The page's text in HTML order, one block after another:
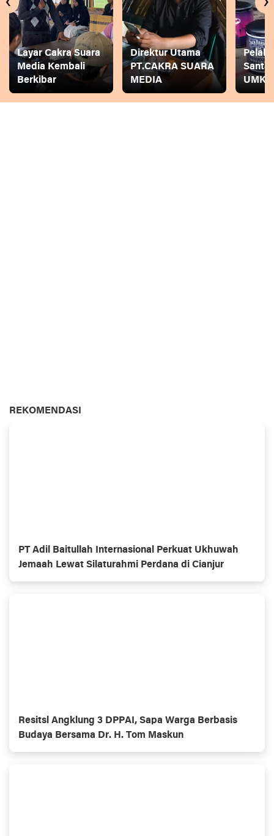
Layar Cakra Suara
Media Kembali
Berkibar
Direktur Utama
PT.CAKRA SUARA
MEDIA
Santai
UMKM
REKOMENDASI
PT Adil Baitullah Internasional Perkuat Ukhuwah
Jemaah Lewat Silaturahmi Perdana di Cianjur
Resitsl Angklung 3 DPPAI, Sapa Warga Berbasis
Budaya Bersama Dr. H. Tom Maskun